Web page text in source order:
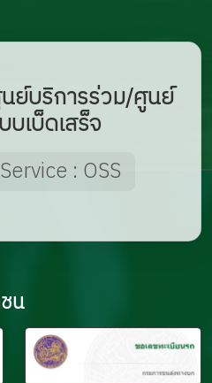
ย์บริการร่วม/ศูนย์
บเบ็ดเสร็จ
: OSS
น